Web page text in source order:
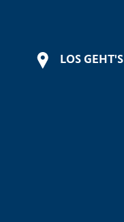
LOS GEHT'S